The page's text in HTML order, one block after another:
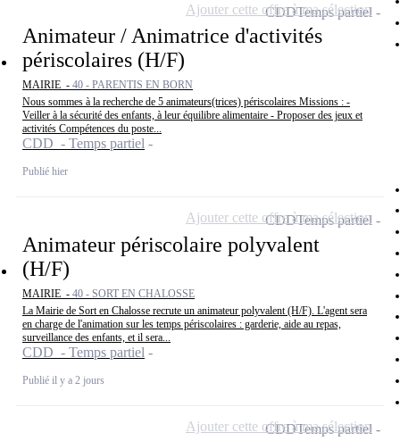
Animateur / Animatrice d'activités
périscolaires (H/F)
MAIRIE - 40 - PARENTIS EN BORN
Nous sommes à la recherche de 5 animateurs(trices) périscolaires Missions : -
Veiller à la sécurité des enfants, à leur équilibre alimentaire - Proposer des jeux et
activités Compétences du poste...
CDD - Temps partiel
Publié hier
CDDTemps partiel
Ajouter cette offre à ma sélection
Animateur périscolaire polyvalent
(H/F)
MAIRIE - 40 - SORT EN CHALOSSE
La Mairie de Sort en Chalosse recrute un animateur polyvalent (H/F). L'agent sera
en charge de l'animation sur les temps périscolaires : garderie, aide au repas,
surveillance des enfants, et il sera...
CDD - Temps partiel
Publié il y a 2 jours
CDDTemps partiel
Ajouter cette offre à ma sélection
CDDTemps partiel
Ajouter cette offre à ma sélection